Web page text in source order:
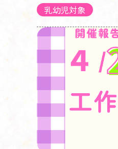
乳幼児対象